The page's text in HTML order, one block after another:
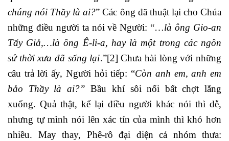
chúng nói Thầy là ai?” Các ông đã thuật lại cho Chúa
những điều người ta nói về Người: “…là ông Gio-an
Tẩy Giả,…là ông Ê-li-a, hay là một trong các ngôn
sứ thời xưa đã sống lại.”[2] Chưa hài lòng với những
câu trả lời ấy, Người hỏi tiếp: “Còn anh em, anh em
bảo Thầy là ai?” Bầu khí sôi nổi bất chợt lắng
xuống. Quả thật, kể lại điều người khác nói thì dễ,
nhưng tự mình nói lên xác tín của mình thì khó hơn
nhiều. May thay, Phê-rô đại diện cả nhóm thưa: